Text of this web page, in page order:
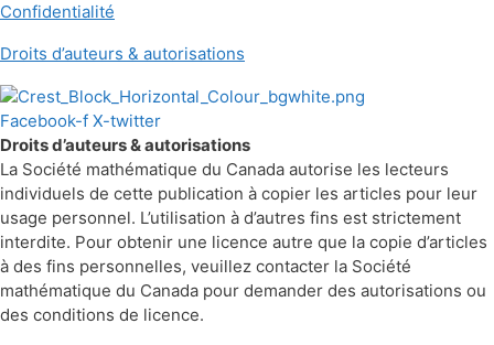
Confidentialité
Droits d’auteurs & autorisations
Facebook-f X-twitter
Droits d’auteurs & autorisations
La Société mathématique du Canada autorise les lecteurs
individuels de cette publication à copier les articles pour leur
usage personnel. L’utilisation à d’autres fins est strictement
interdite. Pour obtenir une licence autre que la copie d’articles
à des fins personnelles, veuillez contacter la Société
mathématique du Canada pour demander des autorisations ou
des conditions de licence.